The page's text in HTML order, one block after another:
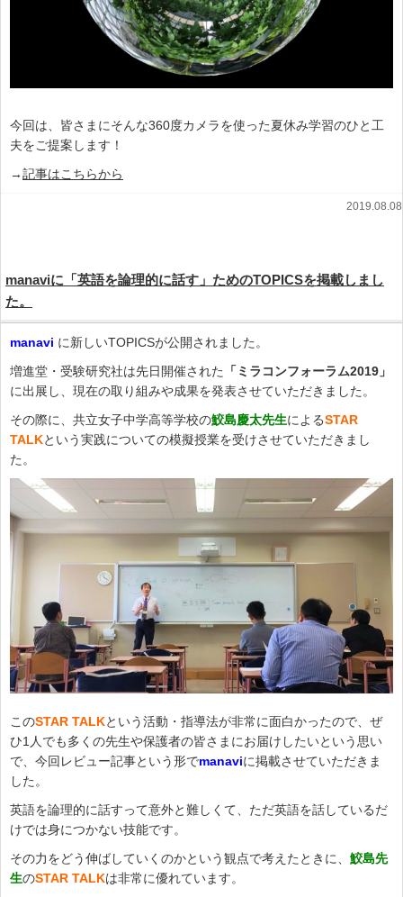
今回は、皆さまにそんな360度カメラを使った夏休み学習のひと工
夫をご提案します！
→記事はこちらから
2019.08.08
manaviに「英語を論理的に話す」ためのTOPICSを掲載しまし
た。
manavi に新しいTOPICSが公開されました。
増進堂・受験研究社は先日開催された
「ミラコンフォーラム2019」
に出展し、現在の取り組みや成果を発表させていただきました。
その際に、共立女子中学高等学校の鮫島慶太先生によるSTAR
TALKという実践についての模擬授業を受けさせていただきまし
た。
このSTAR TALKという活動・指導法が非常に面白かったので、ぜ
ひ1人でも多くの先生や保護者の皆さまにお届けしたいという思い
で、今回レビュー記事という形でmanaviに掲載させていただきま
した。
英語を論理的に話すって意外と難しくて、ただ英語を話しているだ
けでは身につかない技能です。
その力をどう伸ばしていくのかという観点で考えたときに、 鮫島先
生のSTAR TALKは非常に優れています。